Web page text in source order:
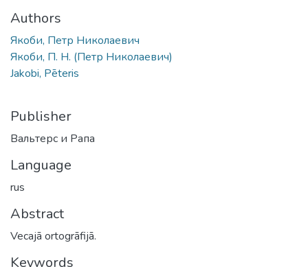
Authors
Якоби, Петр Николаевич
Якоби, П. Н. (Петр Николаевич)
Jakobi, Pēteris
Publisher
Вальтерс и Рапа
Language
rus
Abstract
Vecajā ortogrāfijā.
Keywords